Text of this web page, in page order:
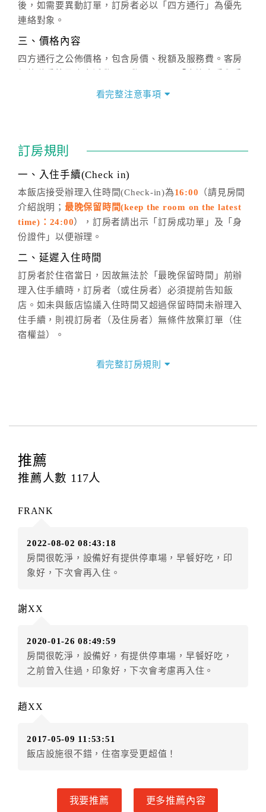
後，如需要異動訂單，訂房者必以「四方通行」為優先
連絡對象。
三、價格內容
四方通行之公佈價格，包含房價、稅額及服務費。客房
價」之當日價格為標準。
話方式異動訂單。
※非客服時間之申辦異動，皆為次日計算及辦理。
五、客服時間
週一至週日，上午9:00～晚上6:00
六、聯絡方式
(07)9682715 。
看完整注意事項
訂房規則
一、入住手續(Check in)
本飯店接受辦理入住時間(Check-in)為16:00 （請見房間
介紹說明； 最晚保留時間(keep the room on the latest
time)：24:00），訂房者請出示「訂房成功單」及「身
份證件」以便辦理。
二、延遲入住時間
訂房者於住宿當日，因故無法於「最晚保留時間」前辦
理入住手續時，訂房者（或住房者）必須提前告知飯
店。如未與飯店協議入住時間又超過保留時間未辦理入
住手續，則視訂房者（及住房者）無條件放棄訂單（住
宿權益）。
四、訂單異動
提出申辦不得異動訂單。
每筆訂單異動限定 乙
辦理取消退款。
房者應補足差額。（限原訂飯店）
房者不得要求退其差額。（限原訂飯店）
五、保留住宿權益(保留住房)
（提出申辦日為保留起算日）
店客滿，敬請及早計畫，如逾時未提出申辦，視同無條
件放棄訂單（住宿權益）。 （限原訂飯店使用）
．每筆訂單異動限定乙次，限原訂飯店，異動完成後不
．訂單異動後，訂單費用總計大於原訂單費用總計時，
訂房者不得要求退其差額。限原訂飯店
◎住房日7天前辦理者，訂單費用扣除總計0%為手續費
看完整訂房規則
推薦
推薦人數 117人
FRANK
2022-08-02 08:43:18
房間很乾淨，設備好有提供停車場，早餐好吃，印
象好，下次會再入住。
謝XX
2020-01-26 08:49:59
房間很乾淨，設備好，有提供停車場，早餐好吃，
之前曾入住過，印象好，下次會考慮再入住。
趙XX
2017-05-09 11:53:51
飯店設施很不錯，住宿享受更超值！
我要推薦 更多推薦內容